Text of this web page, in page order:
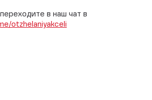
в наш чат в
otzhelaniyakceli